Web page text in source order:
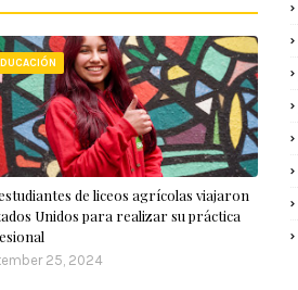
de liceos agrícolas viajaron
Unidos para realizar su práctica
25, 2024